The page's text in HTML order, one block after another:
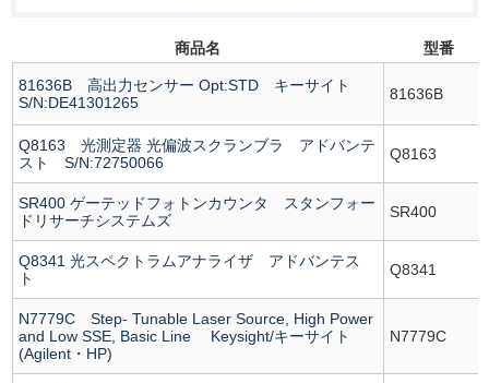
商品名 型番
81636B 高出力センサー Opt:STD キーサイト
S/N:DE41301265
81636B
Q8163 光測定器 光偏波スクランブラ アドバンテ
スト S/N:72750066
Q8163
SR400 ゲーテッドフォトンカウンタ スタンフォー
ドリサーチシステムズ
SR400
Q8341 光スペクトラムアナライザ アドバンテス
ト
Q8341
N7779C Step- Tunable Laser Source, High Power
and Low SSE, Basic Line Keysight/キーサイト
(Agilent・HP)
N7779C